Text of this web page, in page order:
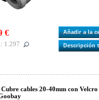
€
1.297
Añadir a la
Descripción
cables 20-40mm con